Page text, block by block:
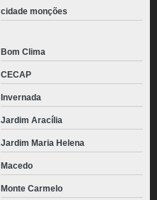
cidade monções
Bom Clima
CECAP
Invernada
Jardim Aracília
Jardim Maria Helena
Macedo
Monte Carmelo